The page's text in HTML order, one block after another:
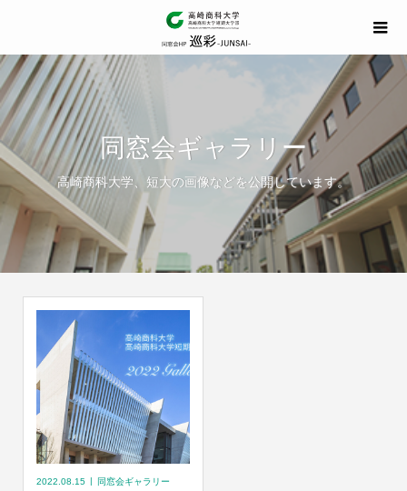
同窓会ギャラリー
高崎商科大学、短大の画像などを公開しています。
2022.08.15 同窓会ギャラリー